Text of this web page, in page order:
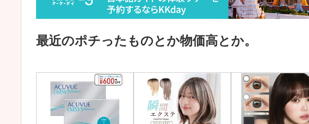
最近のポチったものとか物価高とか。